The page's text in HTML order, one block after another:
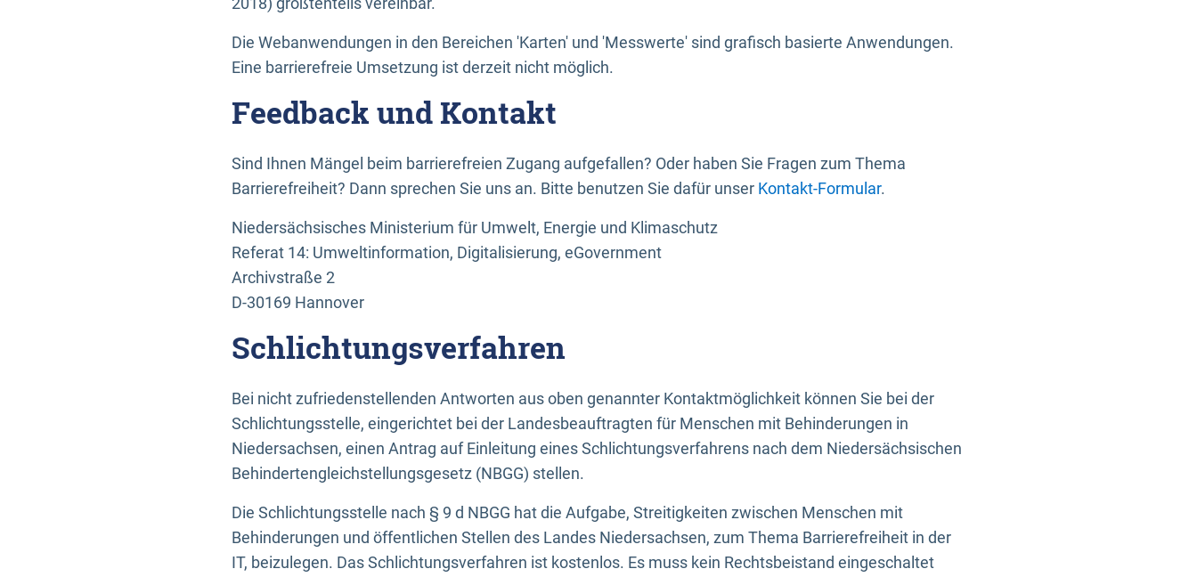
Die Webanwendungen in den Bereichen 'Karten' und 'Messwerte' sind grafisch basierte Anwendungen.
Eine barrierefreie Umsetzung ist derzeit nicht möglich.
Feedback und Kontakt
Sind Ihnen Mängel beim barrierefreien Zugang aufgefallen? Oder haben Sie Fragen zum Thema
Barrierefreiheit? Dann sprechen Sie uns an. Bitte benutzen Sie dafür unser Kontakt-Formular.
Niedersächsisches Ministerium für Umwelt, Energie und Klimaschutz
Referat 14: Umweltinformation, Digitalisierung, eGovernment
Archivstraße 2
D-30169 Hannover
Schlichtungsverfahren
Bei nicht zufriedenstellenden Antworten aus oben genannter Kontaktmöglichkeit können Sie bei der
Schlichtungsstelle, eingerichtet bei der Landesbeauftragten für Menschen mit Behinderungen in
Niedersachsen, einen Antrag auf Einleitung eines Schlichtungsverfahrens nach dem Niedersächsischen
Behindertengleichstellungsgesetz (NBGG) stellen.
Die Schlichtungsstelle nach § 9 d NBGG hat die Aufgabe, Streitigkeiten zwischen Menschen mit
Behinderungen und öffentlichen Stellen des Landes Niedersachsen, zum Thema Barrierefreiheit in der
IT, beizulegen. Das Schlichtungsverfahren ist kostenlos. Es muss kein Rechtsbeistand eingeschaltet